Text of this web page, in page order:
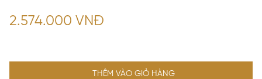
2.574.000 VNĐ
THÊM VÀO GIỎ HÀNG